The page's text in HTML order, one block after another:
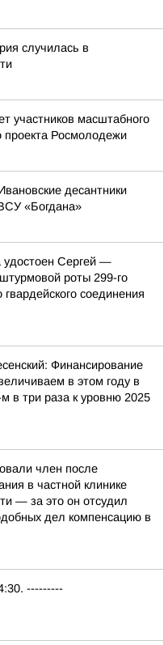
случилась в
участников масштабного
проекта Росмолодежи
десантники
«Богдана»
Сергей —
роты 299-го
гвардейского соединения
Финансирование
в этом году в
в три раза к уровню 2025
член после
в частной клинике
— за это он отсудил
дел компенсацию в
---------